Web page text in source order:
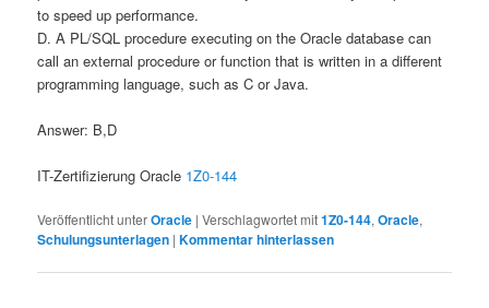
to speed up performance.
D. A PL/SQL procedure executing on the Oracle database can
call an external procedure or function that is written in a different
programming language, such as C or Java.
Answer: B,D
IT-Zertifizierung Oracle 1Z0-144
Veröffentlicht unterOracle |Verschlagwortet mit1Z0-144,Oracle,
Schulungsunterlagen |Kommentar hinterlassen